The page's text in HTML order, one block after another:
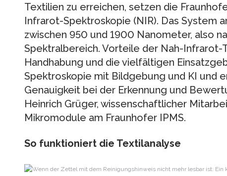
Textilien zu erreichen, setzen die
Infrarot-Spektroskopie (NIR). Das System
zwischen 950 und 1900 Nanometer, also
Spektralbereich. Vorteile der Nah-Infrarot-
Handhabung und die vielfältigen
Spektroskopie mit Bildgebung und KI und
Genauigkeit bei der Erkennung und
Heinrich Grüger, wissenschaftlicher
Mikromodule am Fraunhofer IPMS.
So funktioniert die Textilanalyse